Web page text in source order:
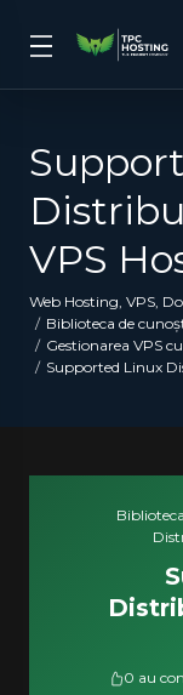
VPS
Web Hosting, VPS,
Biblioteca de
Gestionarea VPS
Supported Linux
0 au